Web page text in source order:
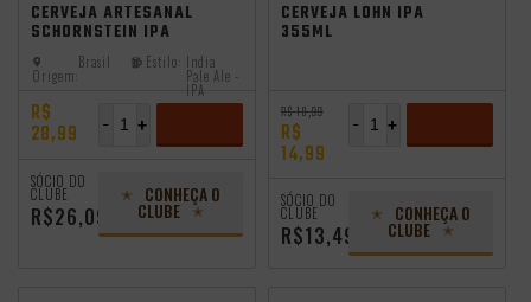
CERVEJA ARTESANAL
SCHORNSTEIN IPA
500ML
Origem:
Brasil Estilo: India
Pale Ale -
IPA
R$
28,99 +
-
SÓCIO DO
CLUBE
R$26,09
CONHEÇA O
CLUBE
CERVEJA LOHN IPA
355ML
R$ 18,99
R$
14,99
+
-
SÓCIO DO
CLUBE
R$13,49
CONHEÇA O
CLUBE